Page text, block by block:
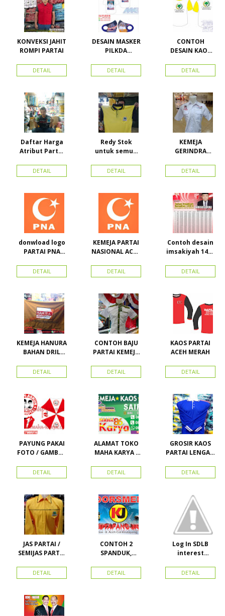
KONVEKSI JAHIT
ROMPI PARTAI
DETAIL
DESAIN MASKER
PILKDA
Calon Bupati &
Wakil Bupati
Kepulauan
DETAIL
CONTOH
DESAIN KAOS
BAHAN PE
DOUBLE
DETAIL
Daftar Harga
Atribut Partai
Toko Maha
Karya Online
Proyek Senen
Jakarta Pusat
DETAIL
Redy Stok
untuk semua
Kerah Bahan PE
Dobel Rp.
DETAIL
KEMEJA
GERINDRA
BORDIR DAN
TOPI BAHAN
DETAIL
donwload logo
PARTAI PNA
nasional aceh)
Vector
DETAIL
KEMEJA PARTAI
NASIONAL ACEH
PKPI, dan
Kemeja
DETAIL
Contoh desain
imsakiyah 1434
cetak
imsakiyah di
Karya Online
Advertising
Pasar Senen
DETAIL
KEMEJA HANURA
BAHAN DRIL
HANURA
DETAIL
CONTOH BAJU
PARTAI KEMEJA
SEMUA ATRIBUT
PARTAI
DETAIL
KAOS PARTAI
ACEH MERAH
DETAIL
PAYUNG PAKAI
FOTO / GAMBAR
KAMPANYE,
PARTAI DAN
DETAIL
ALAMAT TOKO
MAHA KARYA /
PERDANA 411
DETAIL
GROSIR KAOS
PARTAI LENGAN
MURAH
LACOSTE SEMUA
STOK
DETAIL
JAS PARTAI /
SEMIJAS PARTAI
DETAIL
CONTOH 2
SPANDUK,
KARTU NAMA
DETAIL
Log In SDLB
interest
DETAIL